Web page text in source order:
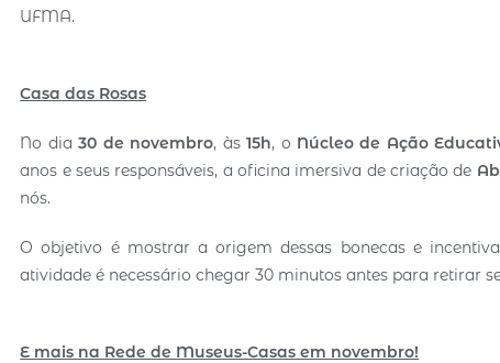
UFMA.
Casa das Rosas
No dia30 de novembro, às15h, o Núcleo de Ação
anos e seus responsáveis, a oficina imersiva de criação de
nós.
O objetivo é mostrar a origem dessas bonecas e
atividade é necessário chegar 30 minutos antes para retirar
E mais na Rede de Museus-Casas em novembro!